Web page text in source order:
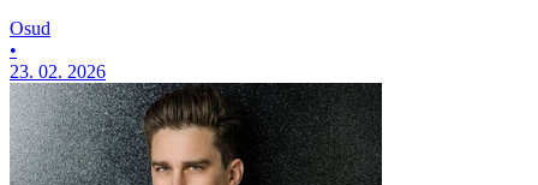
Osud
•
23. 02. 2026